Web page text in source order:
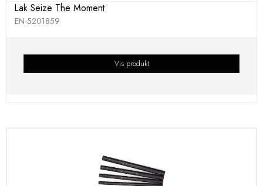
Lak Seize The Moment
EN-5201859
Vis produkt